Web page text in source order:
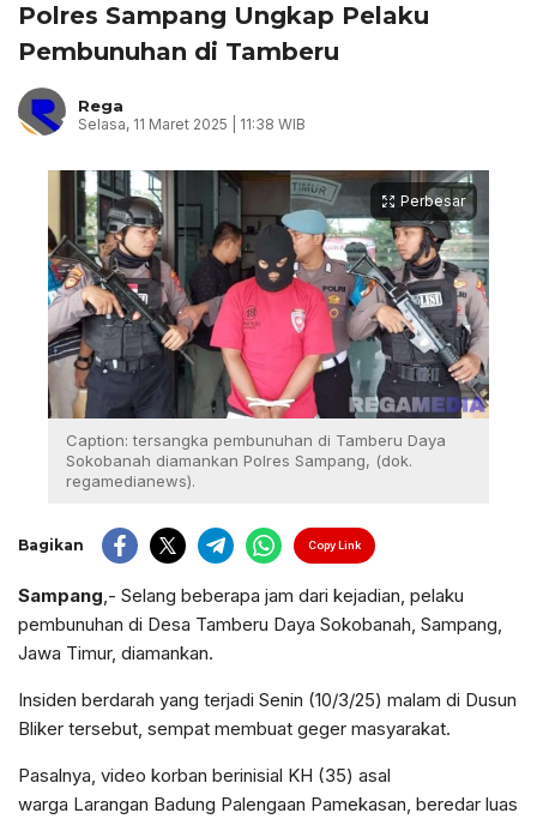
Polres Sampang Ungkap Pelaku
Pembunuhan di Tamberu
Rega
Selasa, 11 Maret 2025 | 11:38 WIB
Perbesar
Caption: tersangka pembunuhan di Tamberu Daya
Sokobanah diamankan Polres Sampang, (dok.
regamedianews).
Bagikan Copy Link
Sampang ,- Selang beberapa jam dari kejadian, pelaku
pembunuhan di Desa Tamberu Daya Sokobanah, Sampang,
Jawa Timur, diamankan.
Insiden berdarah yang terjadi Senin (10/3/25) malam di Dusun
Bliker tersebut, sempat membuat geger masyarakat.
Pasalnya, video korban berinisial KH (35) asal
warga Larangan Badung Palengaan Pamekasan, beredar luas